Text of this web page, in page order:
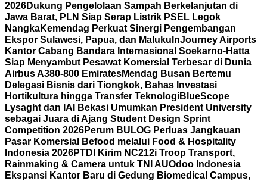
2026Dukung Pengelolaan Sampah Berkelanjutan di
Jawa Barat, PLN Siap Serap Listrik PSEL Legok
NangkaKemendag Perkuat Sinergi Pengembangan
Ekspor Sulawesi, Papua, dan Maluku InJourney Airports
Kantor Cabang Bandara Internasional Soekarno-Hatta
Siap Menyambut Pesawat Komersial Terbesar di Dunia
Airbus A380-800 EmiratesMendag Busan Bertemu
Delegasi Bisnis dari Tiongkok, Bahas Investasi
Hortikultura hingga Transfer TeknologiBlueScope
Lysaght dan IAI Bekasi Umumkan President University
sebagai Juara di Ajang Student Design Sprint
Competition 2026Perum BULOG Perluas Jangkauan
Pasar Komersial Befood melalui Food & Hospitality
Indonesia 2026PTDI Kirim NC212i Troop Transport,
Rainmaking & Camera untuk TNI AUOdoo Indonesia
Ekspansi Kantor Baru di Gedung Biomedical Campus,